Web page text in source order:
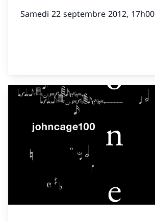
Samedi 22 septembre 2012, 17h00